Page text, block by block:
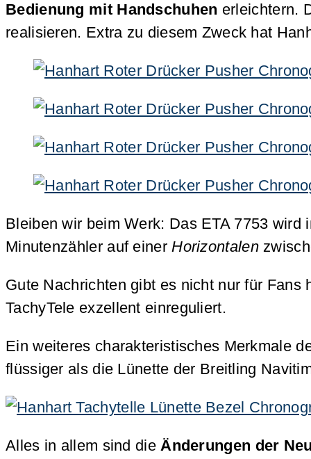
Bedienung mit Handschuhen erleichtern.
realisieren. Extra zu diesem Zweck hat
Bleiben wir beim Werk: Das ETA 7753
Minutenzähler auf einerHorizontalen
Gute Nachrichten gibt es nicht nur für
TachyTele exzellent einreguliert.
Ein weiteres charakteristisches Merkmale
flüssiger als die Lünette der Breitling
Alles in allem sind dieÄnderungen der